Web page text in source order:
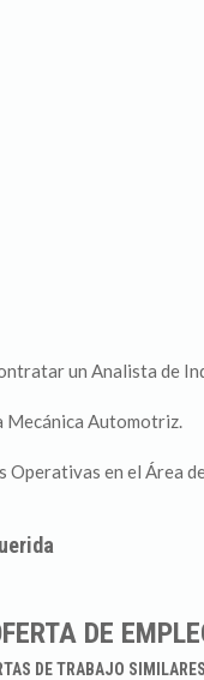
un Analista de
Mecánica Automotriz.
en el Área
DE
DE TRABAJO